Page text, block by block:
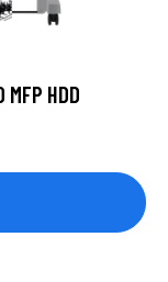
MFP HDD